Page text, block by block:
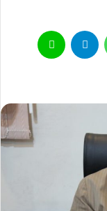
واتساب تيلقرام